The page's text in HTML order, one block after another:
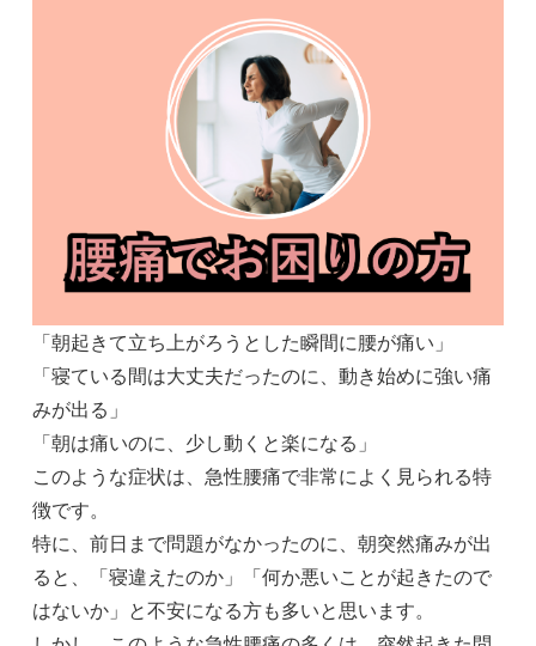
「朝起きて立ち上がろうとした瞬間に腰が痛い」
「寝ている間は大丈夫だったのに、動き始めに強い痛
みが出る」
「朝は痛いのに、少し動くと楽になる」
このような症状は、急性腰痛で非常によく見られる特
徴です。
特に、前日まで問題がなかったのに、朝突然痛みが出
ると、「寝違えたのか」「何か悪いことが起きたので
はないか」と不安になる方も多いと思います。